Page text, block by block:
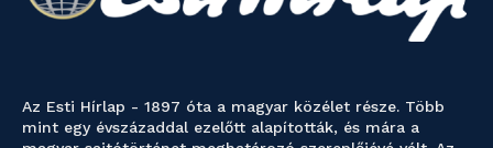
Az Esti Hírlap - 1897 óta a magyar közélet része. Több
mint egy évszázaddal ezelőtt alapították, és mára a